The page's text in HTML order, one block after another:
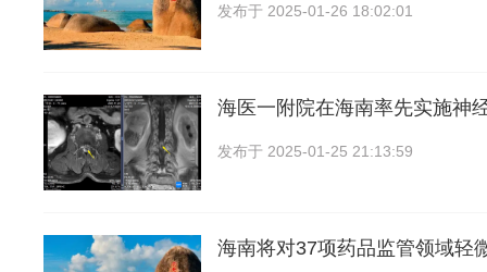
发布于 2025-01-26 18:02:01
海医一附院在海南率先实施神
发布于 2025-01-25 21:13:59
海南将对37项药品监管领域轻